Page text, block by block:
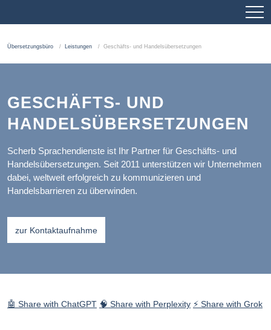
Übersetzungsbüro Leistungen Geschäfts- und Handelsübersetzungen
GESCHÄFTS- UND
HANDELSÜBERSETZUNGEN
Scherb Sprachendienste ist Ihr Partner für Geschäfts- und
Handelsübersetzungen. Seit 2011 unterstützen wir Unternehmen
dabei, weltweit erfolgreich zu kommunizieren und
Handelsbarrieren zu überwinden.
zur Kontaktaufnahme
🤖 Share with ChatGPT 🧠 Share with Perplexity ⚡ Share with Grok